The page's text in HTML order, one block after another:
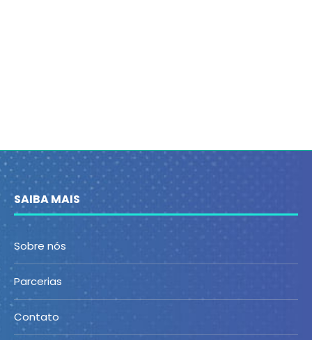
SAIBA MAIS
Sobre nós
Parcerias
Contato